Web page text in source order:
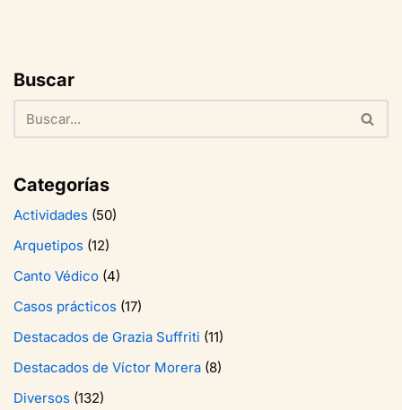
Buscar
Categorías
Actividades (50)
Arquetipos (12)
Canto Védico (4)
Casos prácticos (17)
Destacados de Grazia Suffriti (11)
Destacados de Víctor Morera (8)
Diversos (132)